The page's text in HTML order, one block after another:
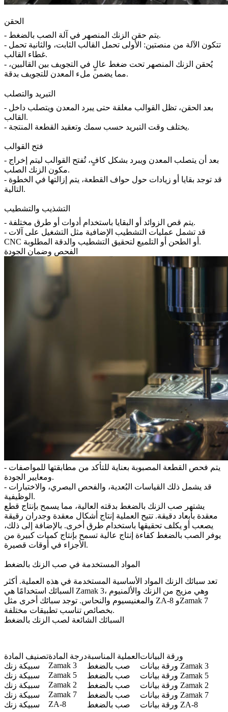
الحقن
- يتم حقن الزنك المنصهر في آلة الصب بالضغط.
- تتكون الآلة من منصتين: الأولى تحمل القالب الثابت، والثانية تحمل
غطاء القالب.
- يُحقن الزنك المنصهر تحت ضغط عالٍ في التجويف بين القالبين،
مما يضمن ملء المعدن للتجويف بدقة.
التبريد والتصلب
- بعد الحقن، تظل القوالب مغلقة حتى يبرد المعدن ويتصلب داخل
القالب.
- يختلف وقت التبريد حسب سمك وتعقيد القطعة المنتجة.
فتح القوالب
- بعد أن يتصلب المعدن ويبرد بشكل كافٍ، تُفتح القوالب ليتم إخراج
مكون الزنك الصلب.
- قد توجد بقايا أو زيادات حول حواف القطعة، يتم إزالتها في الخطوة
التالية.
التشذيب والتشطيب
- يتم قص الزوائد أو البقايا باستخدام أدوات أو طرق مختلفة.
- قد تشمل عمليات التشطيب الإضافية مثل التشغيل على آلات
CNC
أو الطحن أو التلميع لتحقيق التشطيب والدقة المطلوبة.
الفحص وضمان الجودة
- يتم فحص القطعة المصبوبة بعناية للتأكد من مطابقتها للمواصفات
ومعايير الجودة.
- قد يشمل ذلك القياسات البُعدية، والفحص البصري، والاختبارات
الوظيفية.
يشتهر صب الزنك بالضغط بدقته العالية، مما يسمح بإنتاج قطع
معقدة بأبعاد دقيقة. تتيح العملية إنتاج أشكال معقدة وجدران رقيقة
يصعب أو يكلف تحقيقها باستخدام طرق أخرى. بالإضافة إلى ذلك،
يوفر الصب بالضغط كفاءة إنتاج عالية تسمح بإنتاج كميات كبيرة من
الأجزاء في أوقات قصيرة.
المواد المستخدمة في صب الزنك بالضغط
تعد سبائك الزنك المواد الأساسية المستخدمة في هذه العملية. أكثر
السبائك استخدامًا هي Zamak 3، وهي مزيج من الزنك والألمنيوم
والمغنيسيوم والنحاس. توجد سبائك أخرى مثل ZA-8 وZamak 7
بخصائص تناسب تطبيقات مختلفة.
السبائك الشائعة لصب الزنك بالضغط
تصنيف المادةدرجة المادةالعملية المناسبة ورقة البيانات
سبيكة زنك
Zamak 3 صب بالضغط
ورقة بيانات Zamak 3
سبيكة زنك
Zamak 5 صب بالضغط
ورقة بيانات Zamak 5
سبيكة زنك
Zamak 2 صب بالضغط
ورقة بيانات Zamak 2
سبيكة زنك
Zamak 7 صب بالضغط
ورقة بيانات Zamak 7
سبيكة زنك
ZA-8 صب بالضغط ورقة بيانات ZA-8